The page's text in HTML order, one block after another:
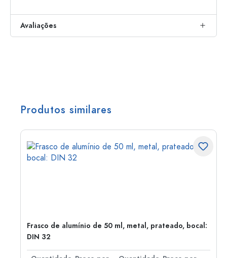
Avaliações
Produtos similares
Frasco de alumínio de 50 ml, metal, prateado, bocal:
DIN 32